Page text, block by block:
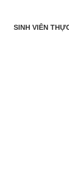
SINH VIÊN